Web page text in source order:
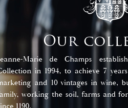
Our
Marie de Champs
in 1994, to achieve 7
and 10 vintages in wine,
working the soil, farms and